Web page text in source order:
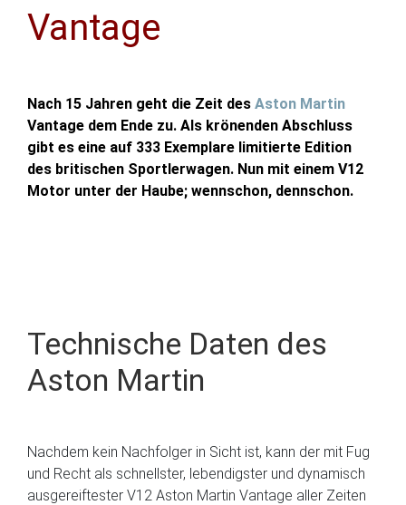
Vantage
Nach 15 Jahren geht die Zeit des Aston Martin
Vantage dem Ende zu. Als krönenden Abschluss
gibt es eine auf 333 Exemplare limitierte Edition
des britischen Sportlerwagen. Nun mit einem V12
Motor unter der Haube; wennschon, dennschon.
Technische Daten des
Aston Martin
Nachdem kein Nachfolger in Sicht ist, kann der mit Fug
und Recht als schnellster, lebendigster und dynamisch
ausgereiftester V12 Aston Martin Vantage aller Zeiten